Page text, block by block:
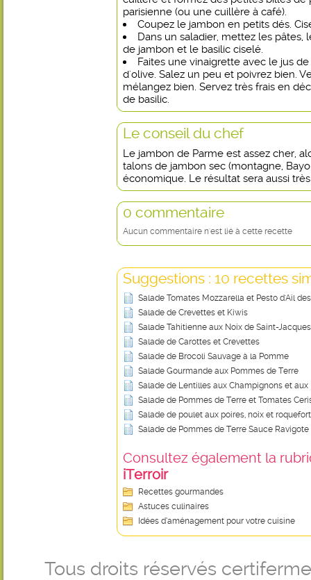
parisienne (ou une cuillère à café).
Coupez le jambon en petits dés.
Dans un saladier, mettez les pâtes,
de jambon et le basilic ciselé.
Faites une vinaigrette avec le jus
d'olive. Salez un peu et poivrez bien.
mélangez bien. Servez très frais en
de basilic.
Le conseil du chef
Le jambon de Parme est assez cher,
talons de jambon sec (montagne,
économique. Le résultat sera aussi
0 commentaire
Aucun commentaire n'est lié à cette recette
Suggestions : 10 recettes
Salade Tomates Mozzarella et Pesto d'Ail
Salade de Crevettes et Kiwis
Salade Tahitienne aux Noix de Saint-Jacques
Salade de Carottes et Crevettes
Salade de Brocoli Sauvage à la Pomme
Salade Gourmande aux Pommes de Terre
Salade de Lentilles aux Champignons et aux
Salade de Pommes de Terre et Tomates
Salade de poulet aux poires, noix et roquefort
Salade de Pommes de Terre Sauce Ravigote
Consultez également la
iTerroir
Recettes gourmandes
Astuces culinaires
Idées d’aménagement pour votre cuisine
Tous droits réservés